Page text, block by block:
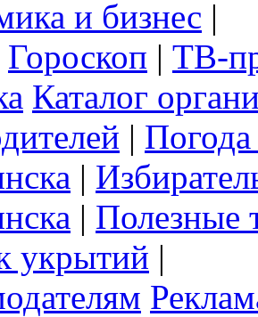
и бизнес |
Гороскоп | ТВ-
Каталог
|
|
| Полезные
укрытий |